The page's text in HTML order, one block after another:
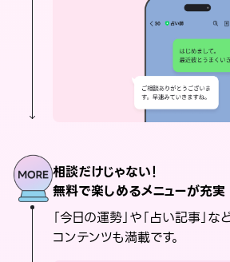
相談だけじゃない！
無料で楽しめるメニューが充実
「今日の運勢」や「占い記事」
コンテンツも満載です。